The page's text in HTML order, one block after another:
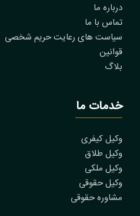
درباره ما
تماس با ما
سیاست های رعایت حریم شخصی
قوانین
بلاگ
خدمات ما
وکیل کیفری
وکیل طلاق
وکیل ملکی
وکیل حقوقی
مشاوره حقوقی